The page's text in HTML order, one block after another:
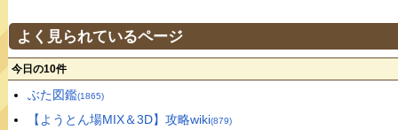
よく見られているページ
今日の10件
ぶた図鑑(1865)
【ようとん場MIX＆3D】攻略wiki(879)